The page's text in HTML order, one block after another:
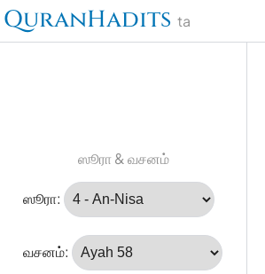
QuranHadits ta
ஸூரா & வசனம்
ஸூரா:
வசனம்: